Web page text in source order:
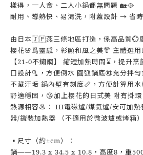
樣得，一人食、二人小鍋都無問題 🏡🥘
耐用、導熱快、易清洗，附蓋設計 → 省
由日本🇯🇵燕三條地區打造，係高品質💮
櫻花🌸爲靈感，彰顯和風之美👘 主體選用
【21-0不鏽鋼】 縮短加熱時間⌛，提升
口設計🫗，方便倒水 圓弧鍋底🉑充分拌
不藏汙垢 鍋內壁有刻度📏，方便計算用
舒適穩固，😘加上櫻花的日式美 附有掛
熱源相容♨： IH電磁爐/煤氣爐/安可加熱
器/鎧裝加熱器 （不適用於微波爐或烤箱）
▪尺寸（約±cm）：
鍋——19.3 x 34.5 x 10.8，高度8，重